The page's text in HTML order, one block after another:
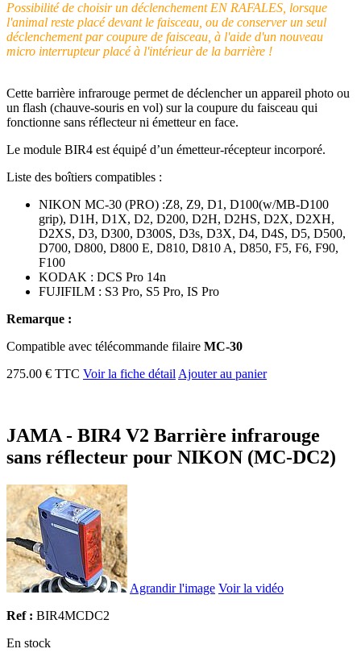
Possibilité de choisir un déclenchement EN RAFALES, lorsque
l'animal reste placé devant le faisceau, ou de conserver un seul
déclenchement par coupure de faisceau, à l'aide d'un nouveau
micro interrupteur placé à l'intérieur de la barrière !
Cette barrière infrarouge permet de déclencher un appareil photo ou
un flash (chauve-souris en vol) sur la coupure du faisceau qui
fonctionne sans réflecteur ni émetteur en face.
Le module BIR4 est équipé d’un émetteur-récepteur incorporé.
Liste des boîtiers compatibles :
NIKON MC-30 (PRO) :Z8, Z9, D1, D100(w/MB-D100
grip), D1H, D1X, D2, D200, D2H, D2HS, D2X, D2XH,
D2XS, D3, D300, D300S, D3s, D3X, D4, D4S, D5, D500,
D700, D800, D800 E, D810, D810 A, D850, F5, F6, F90,
F100
KODAK : DCS Pro 14n
FUJIFILM : S3 Pro, S5 Pro, IS Pro
Remarque :
Compatible avec télécommande filaire MC-30
275.00 € TTC Voir la fiche détail Ajouter au panier
JAMA - BIR4 V2 Barrière infrarouge
sans réflecteur pour NIKON (MC-DC2)
Agrandir l'image Voir la vidéo
Ref : BIR4MCDC2
En stock